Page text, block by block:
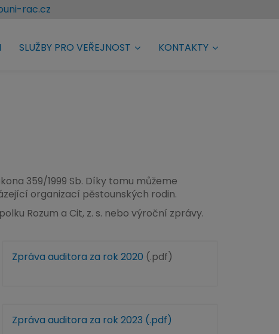
rac.cz
SLUŽBY PRO VEŘEJNOST KONTAKTY
359/1999 Sb. Díky tomu můžeme
organizací pěstounských rodin.
Rozum a Cit, z. s. nebo výroční zprávy.
Zpráva auditora za rok 2020 (.pdf)
Zpráva auditora za rok 2023 (.pdf)